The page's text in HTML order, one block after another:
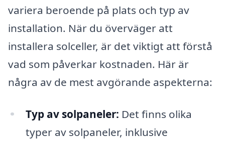
variera beroende på plats och typ av
installation. När du överväger att
installera solceller, är det viktigt att förstå
vad som påverkar kostnaden. Här är
några av de mest avgörande aspekterna:
Typ av solpaneler: Det finns olika
typer av solpaneler, inklusive